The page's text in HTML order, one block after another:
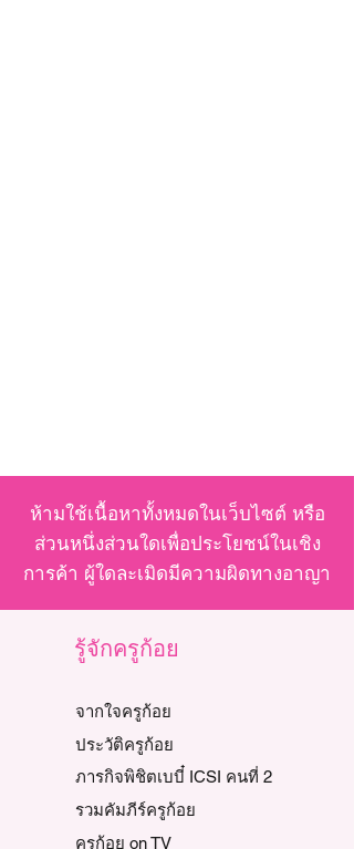
ห้ามใช้เนื้อหาทั้งหมดในเว็บไซต์ หรือ
ส่วนหนึ่งส่วนใดเพื่อประโยชน์ในเชิง
การค้า ผู้ใดละเมิดมีความผิดทางอาญา
รู้จักครูก้อย
จากใจครูก้อย
ประวัติครูก้อย
ภารกิจพิชิตเบบี๋ ICSI คนที่ 2
รวมคัมภีร์ครูก้อย
ครูก้อย on TV